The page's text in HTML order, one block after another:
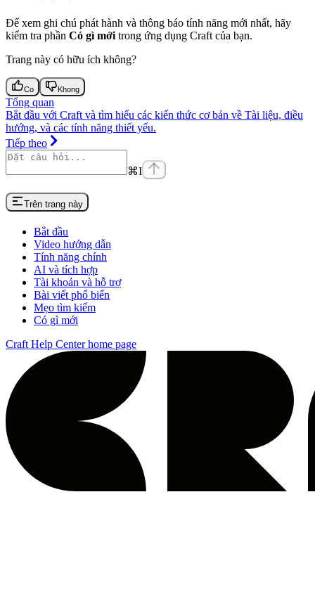
Để xem ghi chú phát hành và thông báo tính năng mới nhất, hãy
kiểm tra phần Có gì mới trong ứng dụng Craft của bạn.
Trang này có hữu ích không?
Co Khong
Tổng quan
Bắt đầu với Craft và tìm hiểu các kiến thức cơ bản về Tài liệu, điều
hướng, và các tính năng thiết yếu.
Tiếp theo
⌘I
Trên trang này
Bắt đầu
Video hướng dẫn
Tính năng chính
AI và tích hợp
Tài khoản và hỗ trợ
Bài viết phổ biến
Mẹo tìm kiếm
Có gì mới
Craft Help Centerhome page